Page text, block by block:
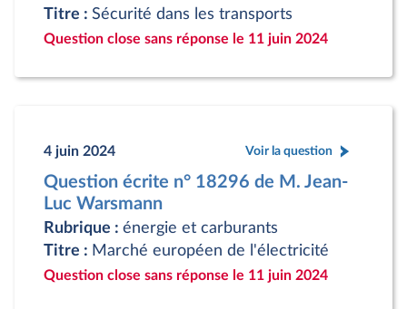
Titre : Sécurité dans les transports
Question close sans réponse le 11 juin 2024
4 juin 2024 Voir la question
Question écrite n° 18296 de M. Jean-
Luc Warsmann
Rubrique : énergie et carburants
Titre : Marché européen de l'électricité
Question close sans réponse le 11 juin 2024